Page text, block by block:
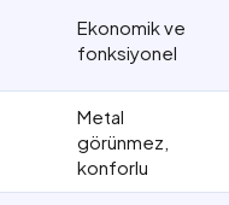
Ekonomik ve
fonksiyonel
Metal
görünmez,
konforlu